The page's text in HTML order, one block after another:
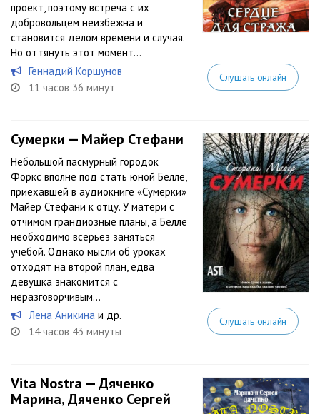
проект, поэтому встреча с их
добровольцем неизбежна и
становится делом времени и случая.
Но оттянуть этот момент...
Геннадий Коршунов
11 часов 36 минут
Слушать онлайн
Сумерки — Майер Стефани
Небольшой пасмурный городок
Форкс вполне под стать юной Белле,
приехавшей в аудиокниге «Сумерки»
Майер Стефани к отцу. У матери с
отчимом грандиозные планы, а Белле
необходимо всерьез заняться
учебой. Однако мысли об уроках
отходят на второй план, едва
девушка знакомится с
неразговорчивым...
Лена Аникина и др.
14 часов 43 минуты
Слушать онлайн
Vita Nostra — Дяченко
Марина, Дяченко Сергей